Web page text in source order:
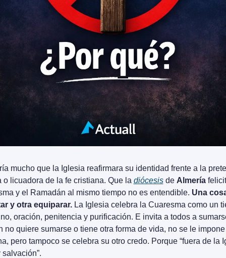
mucho que la Iglesia reafirmara su identidad frente a la
o licuadora de la fe cristiana. Que la diócesis de Almería
y el Ramadán al mismo tiempo no es entendible. Una
y otra equiparar. La Iglesia celebra la Cuaresma como un
oración, penitencia y purificación. E invita a todos a
no quiere sumarse o tiene otra forma de vida, no se le
pero tampoco se celebra su otro credo. Porque “fuera de la